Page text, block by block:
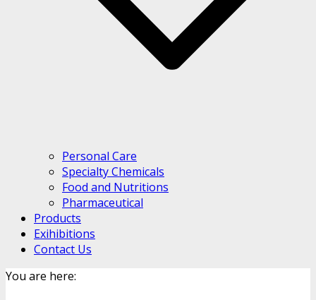
Personal Care
Specialty Chemicals
Food and Nutritions
Pharmaceutical
Products
Exihibitions
Contact Us
You are here: